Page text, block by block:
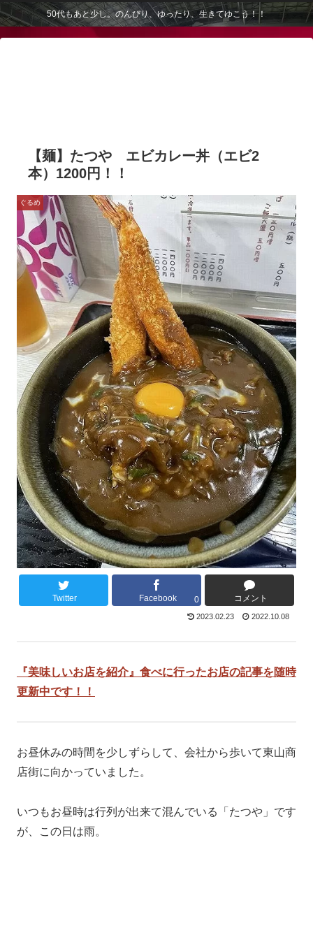
50代もあと少し。のんびり、ゆったり、生きてゆこう！！
【麺】たつや エビカレー丼（エビ2
本）1200円！！
ぐるめ
Twitter Facebook 0 コメント
2023.02.23 2022.10.08
『美味しいお店を紹介』食べに行ったお店の記事を随時
更新中です！！
お昼休みの時間を少しずらして、会社から歩いて東山商
店街に向かっていました。
いつもお昼時は行列が出来て混んでいる「たつや」です
が、この日は雨。